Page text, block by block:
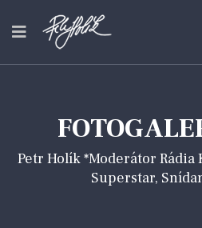
Petr Holík *Moderátor Rádia
Superstar,